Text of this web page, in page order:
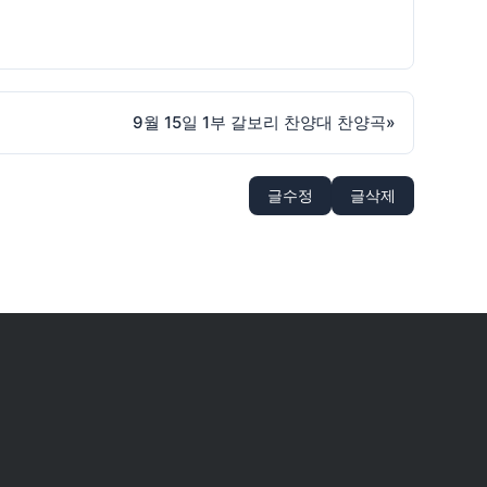
9월 15일 1부 갈보리 찬양대 찬양곡»
글수정 글삭제